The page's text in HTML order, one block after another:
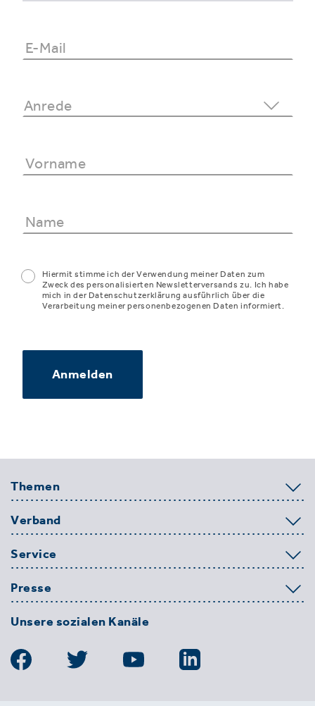
Hiermit stimme ich der Verwendung meiner Daten zum
Zweck des personalisierten Newsletterversands zu. Ich habe
mich in der Datenschutzerklärung ausführlich über die
Verarbeitung meiner personenbezogenen Daten informiert.
Anmelden
Themen
Verband
Service
Presse
Unsere sozialen Kanäle